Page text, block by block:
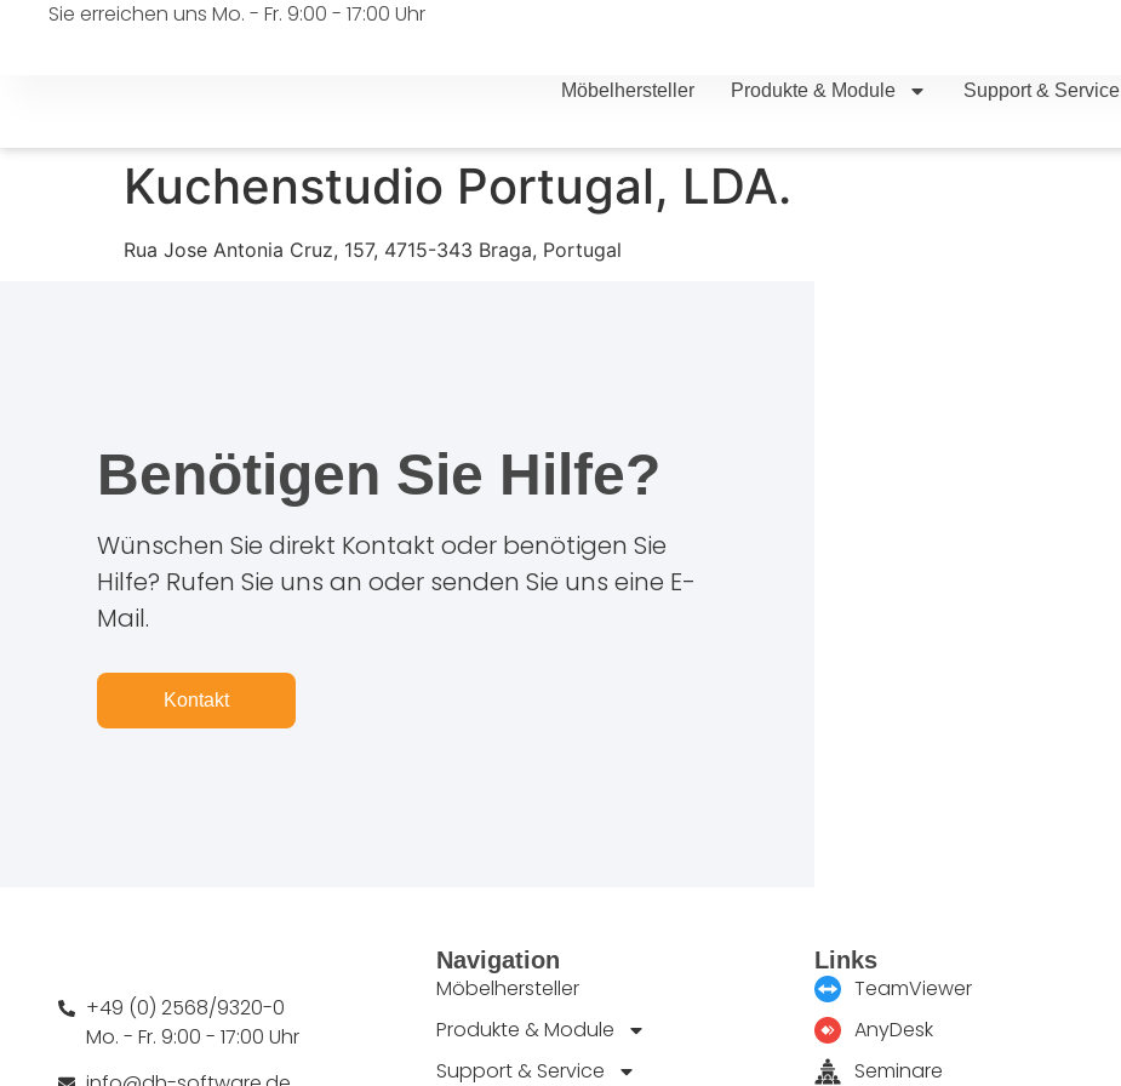
Sie erreichen uns Mo. - Fr. 9:00 - 17:00 Uhr
Möbelhersteller Produkte & Module Support & Service
Kuchenstudio Portugal, LDA.
Rua Jose Antonia Cruz, 157, 4715-343 Braga, Portugal
Benötigen Sie Hilfe?
Wünschen Sie direkt Kontakt oder benötigen Sie
Hilfe? Rufen Sie uns an oder senden Sie uns eine E-
Mail.
Kontakt
+49 (0) 2568/9320-0
Mo. - Fr. 9:00 - 17:00 Uhr
Navigation
Möbelhersteller
Produkte & Module
Support & Service
Links
TeamViewer
AnyDesk
Seminare